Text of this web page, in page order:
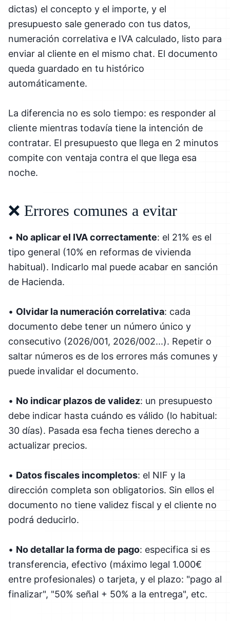
dictas) el concepto y el importe, y el
presupuesto sale generado con tus datos,
numeración correlativa e IVA calculado, listo para
enviar al cliente en el mismo chat. El documento
queda guardado en tu histórico
automáticamente.
La diferencia no es solo tiempo: es responder al
cliente mientras todavía tiene la intención de
contratar. El presupuesto que llega en 2 minutos
compite con ventaja contra el que llega esa
noche.
❌ Errores comunes a evitar
• No aplicar el IVA correctamente: el 21% es el
tipo general (10% en reformas de vivienda
habitual). Indicarlo mal puede acabar en sanción
de Hacienda.
• Olvidar la numeración correlativa: cada
documento debe tener un número único y
consecutivo (2026/001, 2026/002...). Repetir o
saltar números es de los errores más comunes y
puede invalidar el documento.
• No indicar plazos de validez: un presupuesto
debe indicar hasta cuándo es válido (lo habitual:
30 días). Pasada esa fecha tienes derecho a
actualizar precios.
• Datos fiscales incompletos: el NIF y la
dirección completa son obligatorios. Sin ellos el
documento no tiene validez fiscal y el cliente no
podrá deducirlo.
• No detallar la forma de pago: especifica si es
transferencia, efectivo (máximo legal 1.000€
entre profesionales) o tarjeta, y el plazo: "pago al
finalizar", "50% señal + 50% a la entrega", etc.